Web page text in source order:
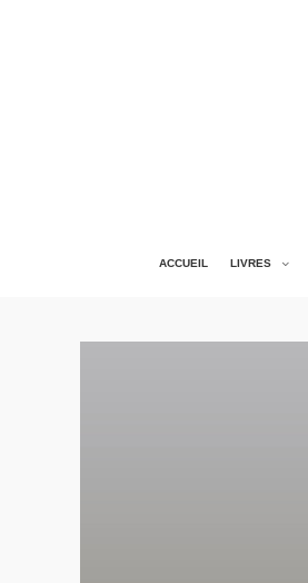
ACCUEIL LIVRES